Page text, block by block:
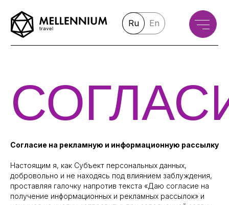
Ru
Ru
Согласие на рекламную и информационную рассылку
Настоящим я, как Субъект персональных данных,
добровольно и не находясь под влиянием заблуждения,
проставляя галочку напротив текста «Даю согласие на
получение информационных и рекламных рассылок» и